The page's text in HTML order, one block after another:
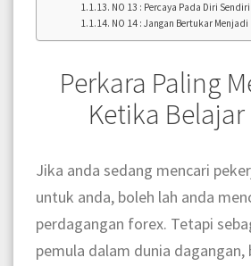
NO 13 : Percaya Pada Diri Sendiri
NO 14 : Jangan Bertukar Menjadi
Perkara Paling
Ketika Belajar
Jika anda sedang mencari
untuk anda, boleh lah anda
perdagangan forex. Tetapi
pemula dalam dunia dagangan,